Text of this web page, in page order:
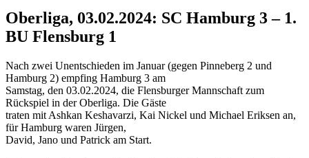
Oberliga, 03.02.2024: SC Hamburg 3 – 1.
BU Flensburg 1
Nach zwei Unentschieden im Januar (gegen Pinneberg 2 und
Hamburg 2) empfing Hamburg 3 am
Samstag, den 03.02.2024, die Flensburger Mannschaft zum
Rückspiel in der Oberliga. Die Gäste
traten mit Ashkan Keshavarzi, Kai Nickel und Michael Eriksen an,
für Hamburg waren Jürgen,
David, Jano und Patrick am Start.